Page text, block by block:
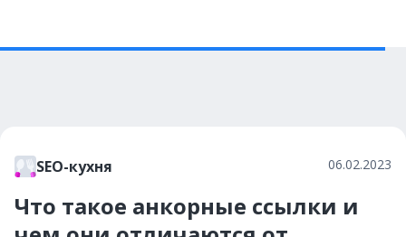
SEO-кухня 06.02.2023
Что такое анкорные ссылки и